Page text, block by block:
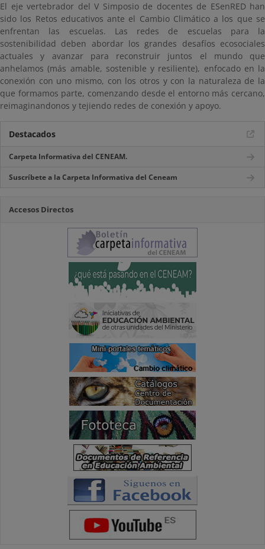
El eje vertebrador del V Simposio de docentes de ESenRED han
sido los Retos educativos ante el Cambio Climático a los que se
enfrentan las escuelas. Las redes de escuelas para la
sostenibilidad deben abordar los grandes desafíos ecosociales
actuales y avanzar para reconstruir juntos el mundo que
anhelamos (más amable, sostenible y resiliente), enfocado en la
conexión con uno mismo, con los otros y con la naturaleza de la
que formamos parte, comenzando desde el entorno más cercano,
reimaginandonos y tejiendo redes de conexión y apoyo.
Destacados
Carpeta Informativa del CENEAM.
Suscríbete a la Carpeta Informativa del Ceneam
Accesos Directos